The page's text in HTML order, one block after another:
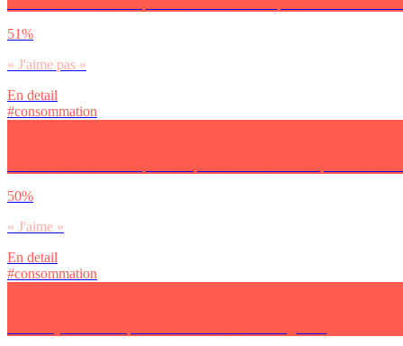
51%
« J'aime pas »
En detail
#consommation
50%
« J'aime »
En detail
#consommation